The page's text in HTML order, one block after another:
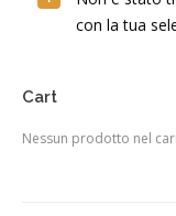
con la tua
Cart
Nessun prodotto nel